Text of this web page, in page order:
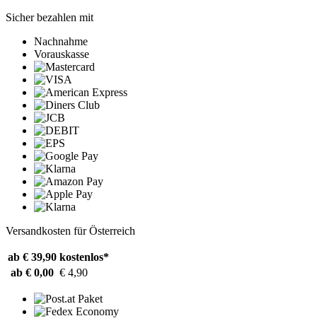
Sicher bezahlen mit
Nachnahme
Vorauskasse
Versandkosten für Österreich
ab € 39,90 kostenlos*
ab € 0,00 € 4,90